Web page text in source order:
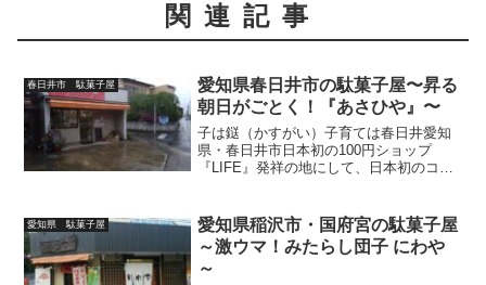
関連記事
春日井市 駄菓子屋
愛知県春日井市の駄菓子屋〜昇る
朝日がごとく！『あさひや』〜
子は鎹（かすがい）子育ては春日井愛知
県・春日井市日本初の100円ショップ
『LIFE』発祥の地にして、日本初のコン
らには、実生（食用）サボテン生産日本
一ィィィイイ！って、...
愛知県 駄菓子屋
愛知県稲沢市・国府宮の駄菓子屋
～激ウマ！みたらし団子 にわや
～